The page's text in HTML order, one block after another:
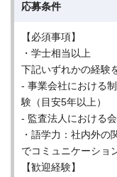
応募条件
【必須事項】
・学士相当以上
下記いずれかの経験
- 事業会社における
験（目安5年以上）
- 監査法人における
・語学力：社内外
でコミュニケーショ
【歓迎経験】